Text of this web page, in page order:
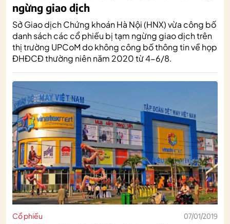
ngừng giao dịch
Sở Giao dịch Chứng khoán Hà Nội (HNX) vừa công bố
danh sách các cổ phiếu bị tạm ngừng giao dịch trên
thị trường UPCoM do không công bố thông tin về họp
ĐHĐCĐ thường niên năm 2020 từ 4-6/8.
Cổ phiếu 07/01/2019